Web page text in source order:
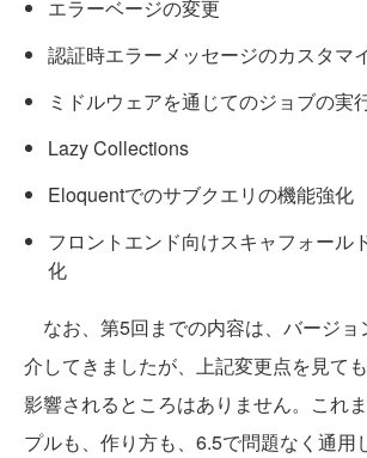
エラーベージの変更
認証時エラーメッセージのカスタマ
ミドルウェアを通じてのジョブの実
Lazy Collections
Eloquentでのサブクエリの機能強化
フロントエンド向けスキャフォール
化
なお、第5回までの内容は、バージョ
介してきましたが、上記変更点を見ても
影響されるところはありません。これ
プルも、作り方も、6.5で問題なく通用